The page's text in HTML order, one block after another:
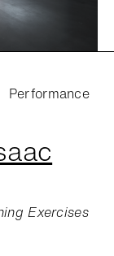
Performance
Exercises